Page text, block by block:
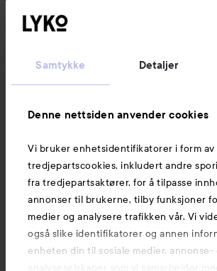
Samtykke Detaljer
Denne nettsiden anvender cookies
Vi bruker enhetsidentifikatorer i form
tredjepartscookies, inkludert andre
fra tredjepartsaktører, for å tilpasse
annonser til brukerne, tilby funksjoner
medier og analysere trafikken vår. Vi
også slike identifikatorer og annen
enheten din til sosiale medier, annonse-
analyseselskaper som vi samarbeider
Kundeservice
Informasjon
Også av interesse